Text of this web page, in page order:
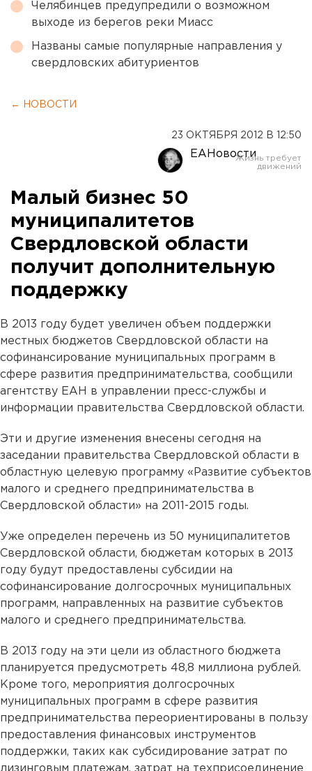
Челябинцев предупредили о возможном
выходе из берегов реки Миасс
Названы самые популярные направления у
свердловских абитуриентов
← НОВОСТИ
23 ОКТЯБРЯ 2012 В 12:50
ЕАНовости
Малый бизнес 50
муниципалитетов
Свердловской области
получит дополнительную
поддержку
В 2013 году будет увеличен объем поддержки
местных бюджетов Свердловской области на
софинансирование муниципальных программ в
сфере развития предпринимательства, сообщили
агентству ЕАН в управлении пресс-службы и
информации правительства Свердловской области.
Эти и другие изменения внесены сегодня на
заседании правительства Свердловской области в
областную целевую программу «Развитие субъектов
малого и среднего предпринимательства в
Свердловской области» на 2011-2015 годы.
Уже определен перечень из 50 муниципалитетов
Свердловской области, бюджетам которых в 2013
году будут предоставлены субсидии на
софинансирование долгосрочных муниципальных
программ, направленных на развитие субъектов
малого и среднего предпринимательства.
В 2013 году на эти цели из областного бюджета
планируется предусмотреть 48,8 миллиона рублей.
Кроме того, мероприятия долгосрочных
муниципальных программ в сфере развития
предпринимательства переориентированы в пользу
предоставления финансовых инструментов
поддержки, таких как субсидирование затрат по
лизинговым платежам, затрат на техприсоединение